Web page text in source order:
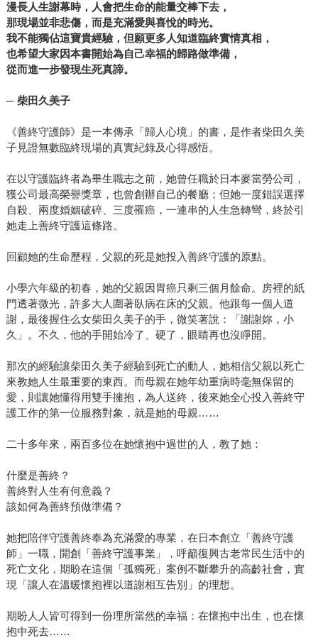
漫長人生謝幕時，人會把生命的能量交棒下去，
那現場並非悲傷，而是充滿愛與喜悅的時光。
我不能獨佔這寶貴經驗，但願更多人知道臨終實情真相，
也希望大家因本書開始為自己幸福的歸路做準備，
從而進一步發現生死真諦。
─ 柴田久美子
《善終守護師》是一本傳承「歸人心境」的書，是作者柴田久美
子見證無數臨終現場的真實紀錄及心得感悟。
在以守護臨終者為畢生職志之前，她曾任職於日本麥當勞公司，
獲公司最高榮譽獎章，也曾創辦自己的餐廳；但她一度錯誤選擇
自殺、兩度婚姻破碎、三度罹癌，一連串的人生急轉彎，終於引
她走上善終守護這條路。
回顧她的生命歷程，父親的死是她投入善終守護的原點。
小學六年級的初春，她的父親因胃癌只剩三個月餘命。房裡的紙
門透著微光，許多大人圍著臥病在床的父親。他跟每一個人道
謝，最後握住么女柴田久美子的手，微笑著說：「謝謝妳，小
久」。不久，他的手開始冷了、硬了，眼睛再也沒睜開。
那次的經驗讓柴田久美子經驗到死亡的動人，她相信父親以死亡
來教她人生最重要的東西。而母親在她年幼重病時毫無保留的
愛，則讓她懂得用雙手擁抱，為人送終，後來她全心投入善終守
護工作的第一位服務對象，就是她的母親……
二十多年來，兩百多位在她懷抱中過世的人，教了她：
什麼是善終？
善終對人生有何意義？
該如何為善終預做準備？
她把陪伴守護善終奉為充滿愛的專業，在日本創立「善終守護
師」一職，開創「善終守護事業」，呼籲復興古老常民生活中的
死亡文化，期盼在這個「孤獨死」案例不斷攀升的高齡社會，實
現「讓人在溫暖懷抱裡以道謝相互告別」的理想。
期盼人人皆可得到一份理所當然的幸福：在懷抱中出生，也在懷
抱中死去……